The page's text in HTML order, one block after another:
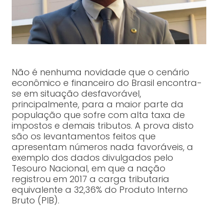
Não é nenhuma novidade que o cenário
econômico e financeiro do Brasil encontra-
se em situação desfavorável,
principalmente, para a maior parte da
população que sofre com alta taxa de
impostos e demais tributos. A prova disto
são os levantamentos feitos que
apresentam números nada favoráveis, a
exemplo dos dados divulgados pelo
Tesouro Nacional, em que a nação
registrou em 2017 a carga tributaria
equivalente a 32,36% do Produto Interno
Bruto (PIB).